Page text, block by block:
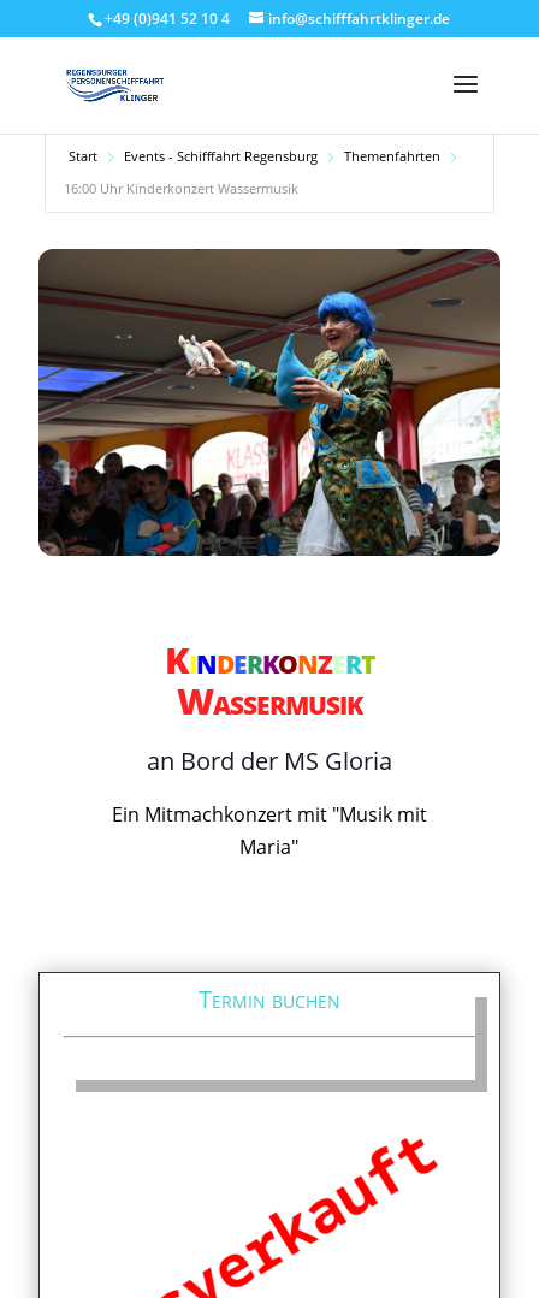
+49 (0)941 52 10 4 info@schifffahrtklinger.de
Start Events - Schifffahrt Regensburg
Themenfahrten
16:00 Uhr Kinderkonzert Wassermusik
Kinderkonzert
Wassermusik
an Bord der MS Gloria
Ein Mitmachkonzert mit "Musik mit
Maria"
Termin buchen